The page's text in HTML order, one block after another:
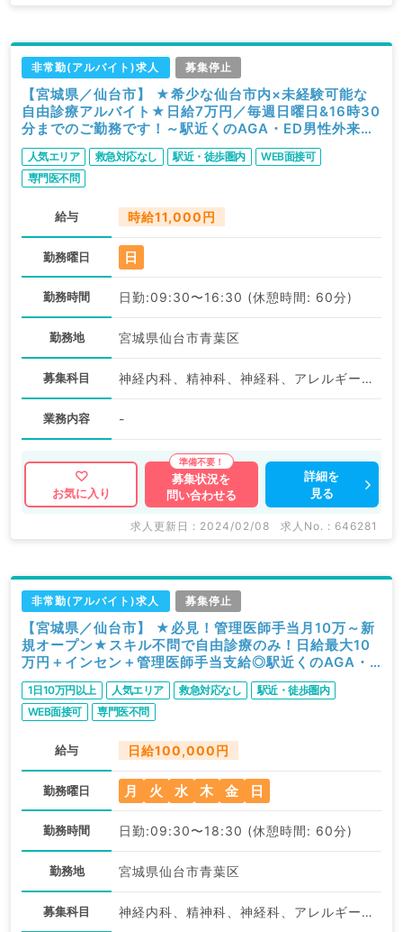
非常勤(アルバイト)求人 募集停止
【宮城県／仙台市】 ★希少な仙台市内×未経験可能な
自由診療アルバイト★日給7万円／毎週日曜日&16時30
分までのご勤務です！～駅近くのAGA・ED男性外来ク
リニック～（科目不問／非常勤）
人気エリア 救急対応なし 駅近・徒歩圏内
WEB面接可
専門医不問
給与 時給11,000円
勤務曜日 日
勤務時間 日勤:09:30〜16:30 (休憩時間: 60分)
勤務地 宮城県仙台市青葉区
募集科目 神経内科、精神科、神経科、アレルギー科、リウマチ科、小児科、整形外科、形成外科、美容外科、脳神経外科、呼吸器外科、心臓血管外科、小児外科、皮膚科、泌尿器科、産婦人科、産科、婦人科、眼科、耳鼻咽喉科、気管食道科、放射線科、リハビリテーション科、歯科、矯正歯科、歯科口腔外科、小児歯科、麻酔科、ペインクリニック、人工透析科、緩和ケア科、一般内科、循環器内科、呼吸器内科、消化器内科、内分泌・代謝内科、腎臓内科、老年内科、血液内科、外科系全般、一般外科、消化器外科、乳腺外科、総合診療科、美容皮膚科、健診・人間ドック、救急科・ＩＣＵ、病理科、基礎医学系、膠原病科、スポーツ整形外科、大腸・肛門外科、その他、産業医
業務内容 -
お気に入り
募集状況を
問い合わせる
詳細を
見る
求人更新日 : 2024/02/08 求人No. : 646281
非常勤(アルバイト)求人 募集停止
【宮城県／仙台市】 ★必見！管理医師手当月10万～新
規オープン★スキル不問で自由診療のみ！日給最大10
万円＋インセン＋管理医師手当支給◎駅近くのAGA・
ED男性外来クリニック／問診・処方のゆったりめご勤
務※2021年2月～のご勤務（科目不問／非常勤）
1日10万円以上 人気エリア 救急対応なし
駅近・徒歩圏内
WEB面接可
専門医不問
給与 日給100,000円
勤務曜日 月 火 水 木 金 日
勤務時間 日勤:09:30〜18:30 (休憩時間: 60分)
勤務地 宮城県仙台市青葉区
募集科目 神経内科、精神科、神経科、アレルギー科、リウマチ科、小児科、整形外科、形成外科、美容外科、脳神経外科、呼吸器外科、心臓血管外科、小児外科、皮膚科、泌尿器科、産婦人科、産科、婦人科、眼科、耳鼻咽喉科、気管食道科、放射線科、リハビリテーション科、歯科、矯正歯科、歯科口腔外科、小児歯科、麻酔科、ペインクリニック、人工透析科、緩和ケア科、一般内科、循環器内科、呼吸器内科、消化器内科、内分泌・代謝内科、腎臓内科、老年内科、血液内科、外科系全般、一般外科、消化器外科、乳腺外科、総合診療科、美容皮膚科、健診・人間ドック、救急科・ＩＣＵ、病理科、基礎医学系、膠原病科、スポーツ整形外科、大腸・肛門外科、その他、産業医